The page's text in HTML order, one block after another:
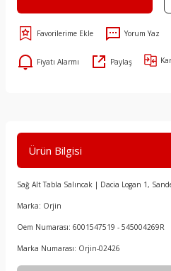
Yorum Yaz
Fiyatı Alarmı Paylaş
Ürün Bilgisi
Sağ Alt Tabla Salıncak | Dacia Logan 1,
Marka: Orjin
Oem Numarası: 6001547519 - 545004269R
Marka Numarası: Orjin-02426